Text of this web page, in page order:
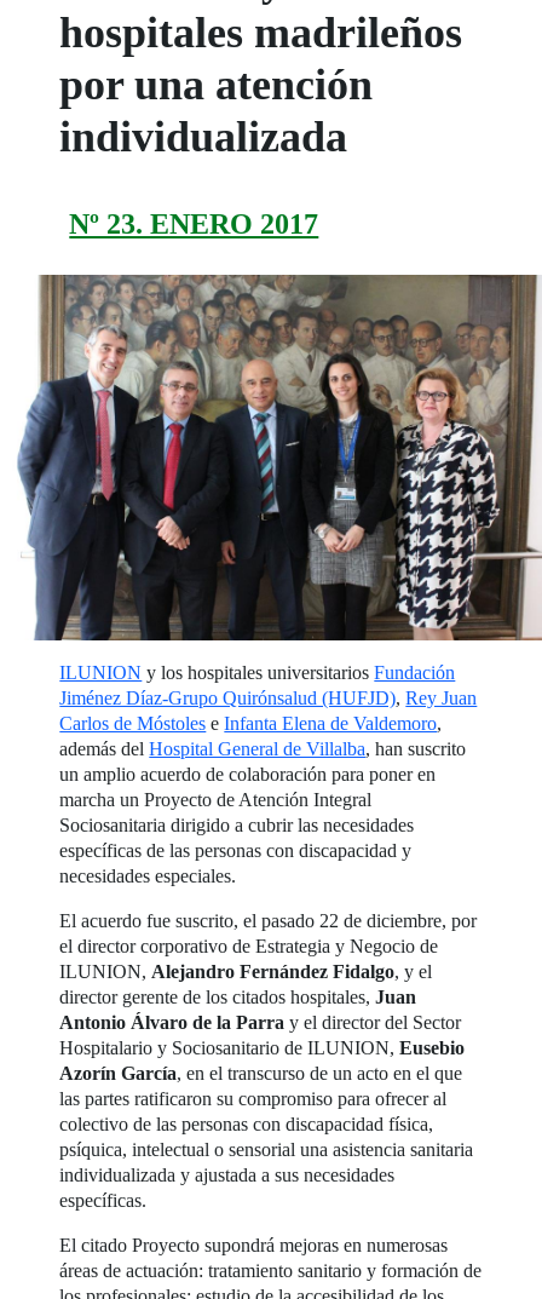
hospitales madrileños
por una atención
individualizada
Nº 23. ENERO 2017
ILUNION y los hospitales universitariosFundación
Jiménez Díaz-Grupo Quirónsalud (HUFJD),Rey Juan
Carlos de Móstoles eInfanta Elena de Valdemoro,
además delHospital General de Villalba, han suscrito
un amplio acuerdo de colaboración para poner en
marcha un Proyecto de Atención Integral
Sociosanitaria dirigido a cubrir las necesidades
específicas de las personas con discapacidad y
necesidades especiales.
El acuerdo fue suscrito, el pasado 22 de diciembre, por
el director corporativo de Estrategia y Negocio de
ILUNION, Alejandro Fernández Fidalgo, y el
director gerente de los citados hospitales,Juan
Antonio Álvaro de la Parra y el director del Sector
Hospitalario y Sociosanitario de ILUNION,Eusebio
Azorín García, en el transcurso de un acto en el que
las partes ratificaron su compromiso para ofrecer al
colectivo de las personas con discapacidad física,
psíquica, intelectual o sensorial una asistencia sanitaria
individualizada y ajustada a sus necesidades
específicas.
El citado Proyecto supondrá mejoras en numerosas
áreas de actuación: tratamiento sanitario y formación de